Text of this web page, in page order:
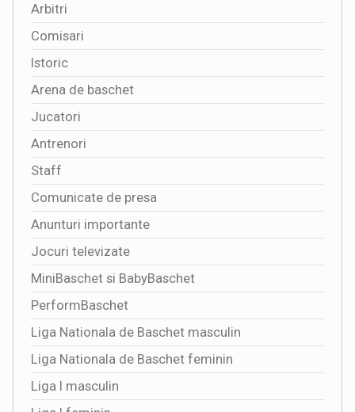
Arbitri
Comisari
Istoric
Arena de baschet
Jucatori
Antrenori
Staff
Comunicate de presa
Anunturi importante
Jocuri televizate
MiniBaschet si BabyBaschet
PerformBaschet
Liga Nationala de Baschet masculin
Liga Nationala de Baschet feminin
Liga I masculin